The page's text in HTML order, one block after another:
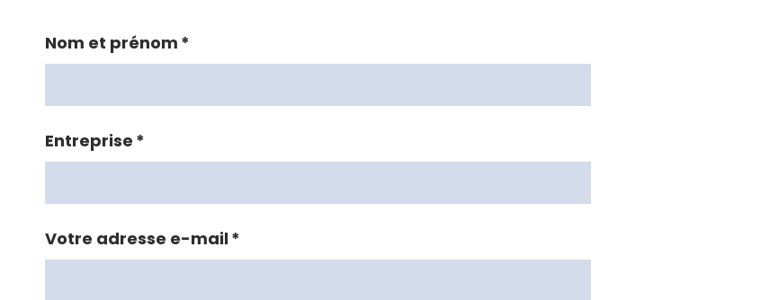
Nom et prénom *
Entreprise *
Votre adresse e-mail*